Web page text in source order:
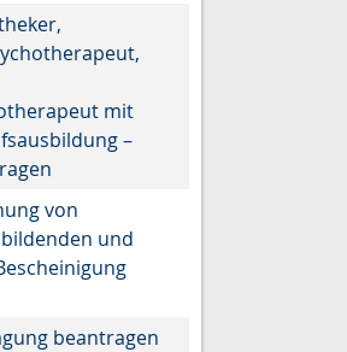
mit
–
von
und
beantragen